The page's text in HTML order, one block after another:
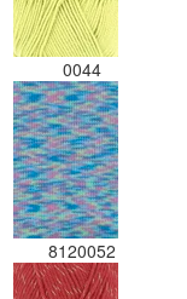
0044
8120052